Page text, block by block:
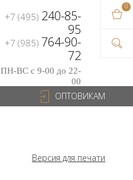
+7 (495) 240-85-
95
+7 (985) 764-90-
72
ПН-ВС с 9-00 до 22-
00
ОПТОВИКАМ
Версия для печати
0
В
на